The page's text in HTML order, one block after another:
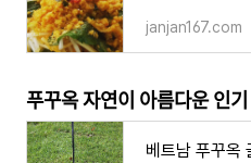
janjan167.com
푸꾸옥 자연이 아름다운 인